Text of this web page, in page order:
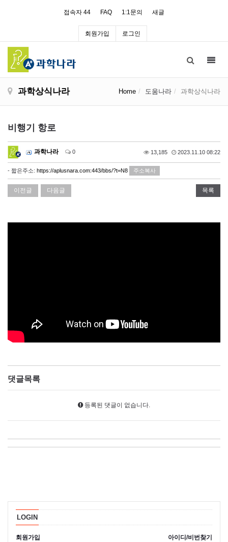
접속자 44 FAQ 1:1문의 새글
회원가입 로그인
과학상식나라 Home 도움나라 과학상식나라
비행기 항로
과학나라 0 13,185 2023.11.10 08:22
- 짧은주소: https://aplusnara.com:443/bbs/?t=N8 주소복사
이전글 다음글 목록
댓글목록
등록된 댓글이 없습니다.
LOGIN
회원가입 아이디/비번찾기